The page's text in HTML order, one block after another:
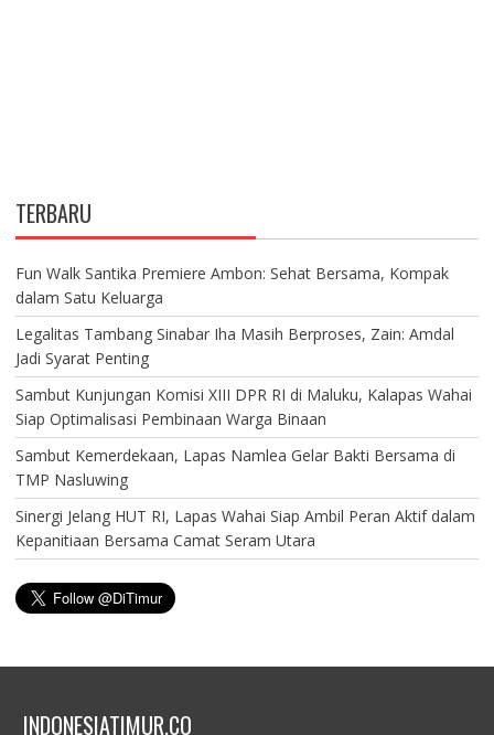
TERBARU
Fun Walk Santika Premiere Ambon: Sehat Bersama, Kompak
dalam Satu Keluarga
Legalitas Tambang Sinabar Iha Masih Berproses, Zain: Amdal
Jadi Syarat Penting
Sambut Kunjungan Komisi XIII DPR RI di Maluku, Kalapas Wahai
Siap Optimalisasi Pembinaan Warga Binaan
Sambut Kemerdekaan, Lapas Namlea Gelar Bakti Bersama di
TMP Nasluwing
Sinergi Jelang HUT RI, Lapas Wahai Siap Ambil Peran Aktif dalam
Kepanitiaan Bersama Camat Seram Utara
INDONESIATIMUR.CO